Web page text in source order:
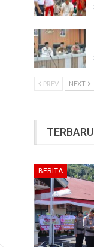
PREV NEXT
TERBARU
BERITA